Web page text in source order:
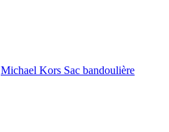
Michael Kors Sac bandoulière